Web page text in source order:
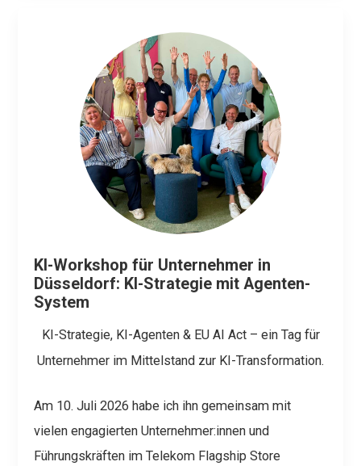
KI-Workshop für Unternehmer in
Düsseldorf: KI-Strategie mit Agenten-
System
KI-Strategie, KI-Agenten & EU AI Act – ein Tag für
Unternehmer im Mittelstand zur KI-Transformation.
Am 10. Juli 2026 habe ich ihn gemeinsam mit
vielen engagierten Unternehmer:innen und
Führungskräften im Telekom Flagship Store